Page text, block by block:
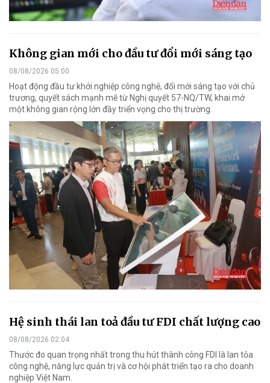
Không gian mới cho đầu tư đổi mới sáng tạo
08/08/2026 05:00
Hoạt động đầu tư khởi nghiệp công nghệ, đổi mới sáng tạo với chủ
trương, quyết sách mạnh mẽ từ Nghị quyết 57-NQ/TW, khai mở
một không gian rộng lớn đầy triển vọng cho thị trường.
Hệ sinh thái lan toả đầu tư FDI chất lượng cao
08/08/2026 02:04
Thước đo quan trọng nhất trong thu hút thành công FDI là lan tỏa
công nghệ, năng lực quản trị và cơ hội phát triển tạo ra cho doanh
nghiệp Việt Nam.